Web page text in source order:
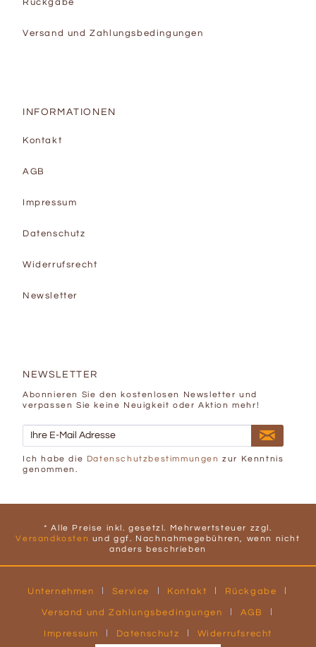
Rückgabe
Versand und Zahlungsbedingungen
INFORMATIONEN
Kontakt
AGB
Impressum
Datenschutz
Widerrufsrecht
Newsletter
NEWSLETTER
Abonnieren Sie den kostenlosen Newsletter und
verpassen Sie keine Neuigkeit oder Aktion mehr!
Ich habe die Datenschutzbestimmungen zur Kenntnis
genommen.
* Alle Preise inkl. gesetzl. Mehrwertsteuer zzgl.
Versandkosten und ggf. Nachnahmegebühren, wenn nicht
anders beschrieben
Unternehmen Service Kontakt Rückgabe
Versand und Zahlungsbedingungen AGB
Impressum Datenschutz Widerrufsrecht